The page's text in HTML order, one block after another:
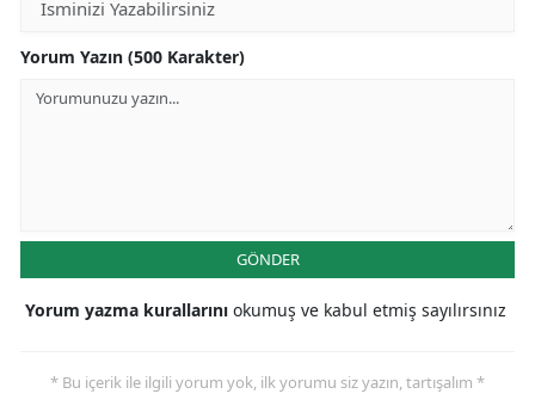
Yorum Yazın (500 Karakter)
GÖNDER
Yorum yazma kurallarını okumuş ve kabul etmiş sayılırsınız
* Bu içerik ile ilgili yorum yok, ilk yorumu siz yazın, tartışalım *